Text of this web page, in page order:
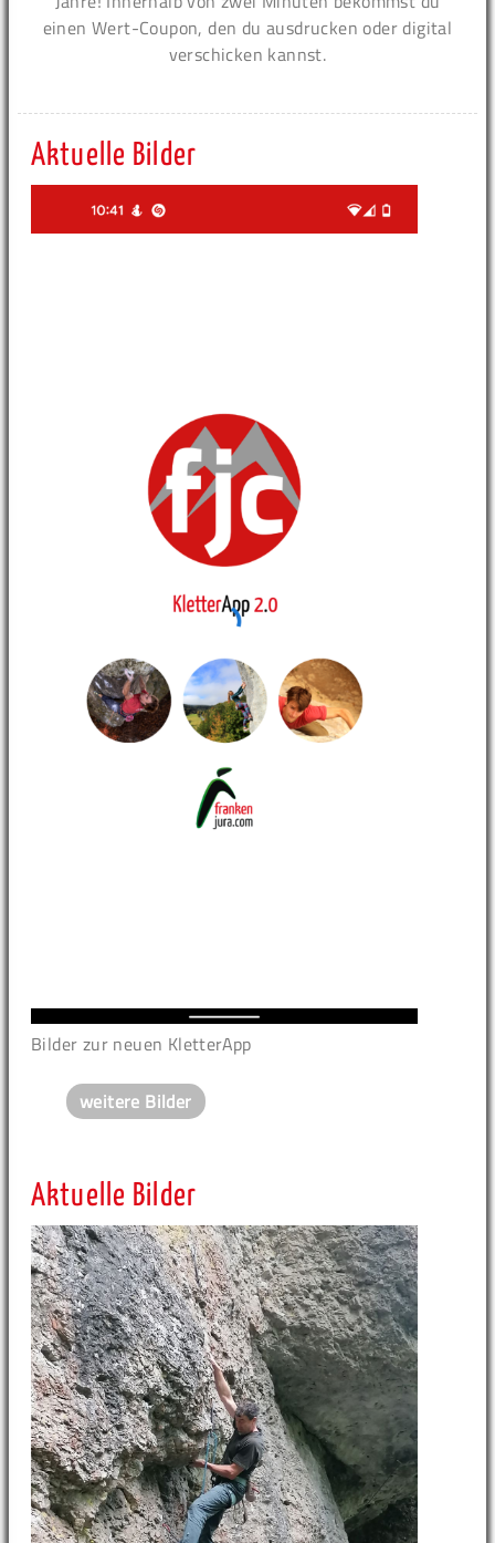
einen Wert-Coupon, den du ausdrucken oder digital
verschicken kannst.
Aktuelle Bilder
Bilder zur neuen KletterApp
weitere Bilder
Aktuelle Bilder